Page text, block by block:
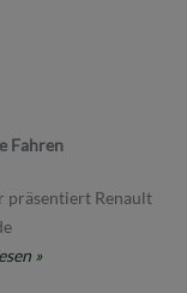
Fahren
präsentiert Renault
»